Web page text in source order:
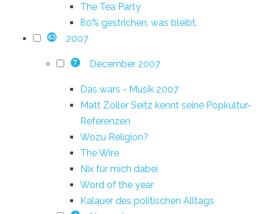
The Tea Party
80% gestrichen. was bleibt.
63 2007
7 December 2007
Das wars - Musik 2007
Matt Zoller Seitz kennt seine Popkultur-
Referenzen
Wozu Religion?
The Wire
Nix für mich dabei
Word of the year
Kalauer des politischen Alltags